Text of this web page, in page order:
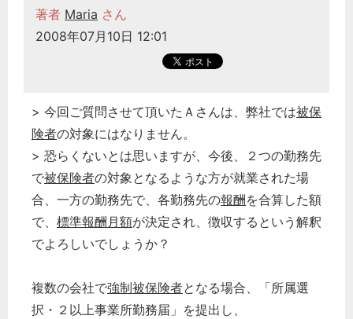
著者 Maria さん
2008年07月10日 12:01
> 今回ご質問させて頂いたＡさんは、弊社では被保
険者の対象にはなりません。
> 恐らくないとは思いますが、今後、２つの勤務先
で被保険者の対象となるような方が就業された場
合、一方の勤務先で、各勤務先の報酬を合算した額
で、 標準報酬月額が決定され、徴収するという解釈
でよろしいでしょうか？
複数の会社で強制被保険者となる場合、「所属選
択・２以上事業所勤務届」を提出し、